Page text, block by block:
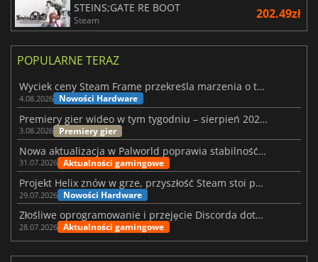
STEINS;GATE RE BOOT
Steam 202.49zł
POPULARNE TERAZ
Wyciek ceny Steam Frame przekreśla marzenia o tanim zestawie VR
4.08.2026 Nowości Hardware
Premiery gier wideo w tym tygodniu – sierpień 2026 r. (32. tydzień)
3.08.2026 Premiery gier
Nowa aktualizacja w Palworld poprawia stabilność Sunreach i walk z bossami
31.07.2026 Aktualności gamingowe
Projekt Helix znów w grze, przyszłość Steam stoi pod znakiem zapytania
29.07.2026 Nowości Hardware
Złośliwe oprogramowanie i przejęcie Discorda dotknęły Meccha Chameleon
28.07.2026 Aktualności gamingowe